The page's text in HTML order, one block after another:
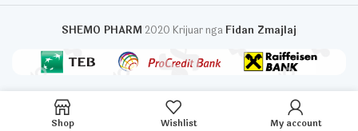
SHEMO PHARM 2020 Krijuar ngaFidan Zmajlaj
Shop Wishlist My account